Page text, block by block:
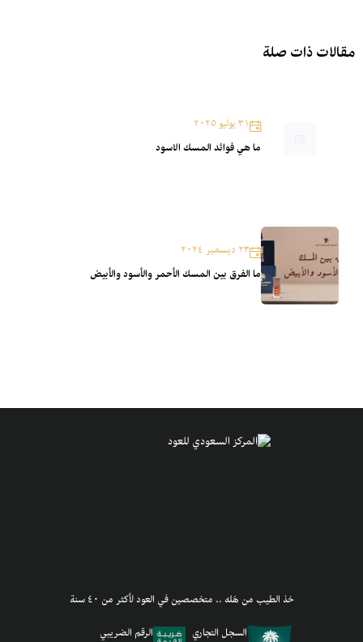
مقالات ذات صلة
٣١ يوليو ٢٠٢٥
ما هي فوائد المسك الاسود
٢٣ ديسمبر ٢٠٢٤
ما الفرق بين المسك الأحمر والأسود والأبيض
خذ الطيب من هَله .. متخصصين في العود لأكثر من ٤٠ سنة
السجل التجاري
الرقم الضريبي